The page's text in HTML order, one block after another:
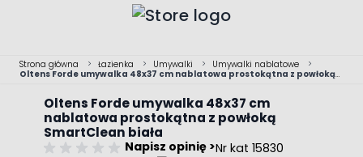
Strona główna > Łazienka > Umywalki > Umywalki nablatowe
>
Oltens Forde umywalka 48x37 cm nablatowa prostokątna z powłoką
Oltens Forde umywalka 48x37 cm
nablatowa prostokątna z powłoką
SmartClean biała
Napisz opinię >Nr kat 15830